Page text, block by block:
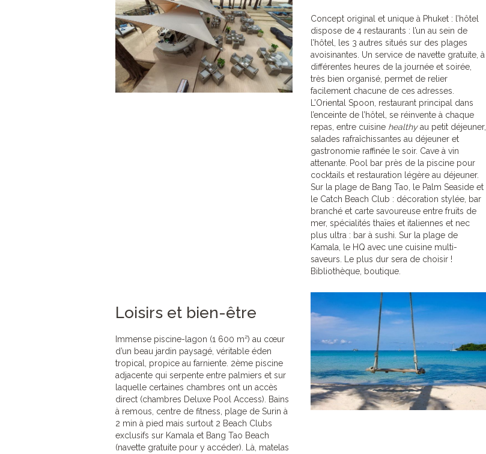
Concept original et unique à Phuket : l’hôtel
dispose de 4 restaurants : l’un au sein de
l’hôtel, les 3 autres situés sur des plages
avoisinantes. Un service de navette gratuite, à
différentes heures de la journée et soirée,
très bien organisé, permet de relier
facilement chacune de ces adresses.
L’Oriental Spoon, restaurant principal dans
l’enceinte de l’hôtel, se réinvente à chaque
repas, entre cuisine healthyau petit déjeuner,
salades rafraîchissantes au déjeuner et
gastronomie raffinée le soir. Cave à vin
attenante. Pool bar près de la piscine pour
cocktails et restauration légère au déjeuner.
Sur la plage de Bang Tao, le Palm Seaside et
le Catch Beach Club : décoration stylée, bar
branché et carte savoureuse entre fruits de
mer, spécialités thaïes et italiennes et nec
plus ultra : bar à sushi. Sur la plage de
Kamala, le HQ avec une cuisine multi-
saveurs. Le plus dur sera de choisir !
Bibliothèque, boutique.
Loisirs et bien-être
Immense piscine-lagon (1 600 m²) au cœur
d’un beau jardin paysagé, véritable éden
tropical, propice au farniente. 2ème piscine
adjacente qui serpente entre palmiers et sur
laquelle certaines chambres ont un accès
direct (chambres Deluxe Pool Access). Bains
à remous, centre de fitness, plage de Surin à
2 min à pied mais surtout 2 Beach Clubs
exclusifs sur Kamala et Bang Tao Beach
(navette gratuite pour y accéder). Là, matelas